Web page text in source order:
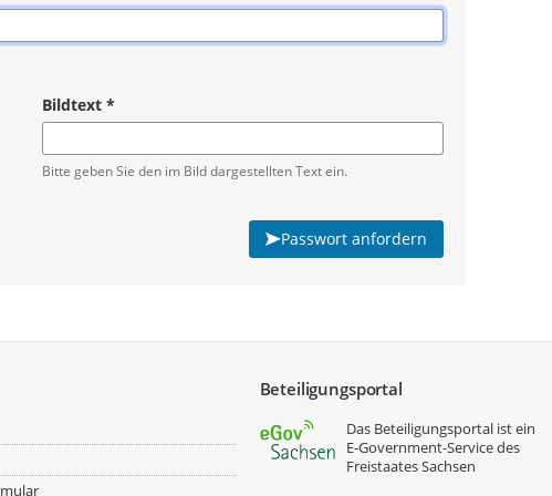
Bildtext *
Pflichtangabe
Bitte geben Sie den im Bild dargestellten Text ein.
Passwort anfordern
Beteiligungsportal
Das Beteiligungsportal ist ein
E‑Government-Service des
Freistaates Sachsen